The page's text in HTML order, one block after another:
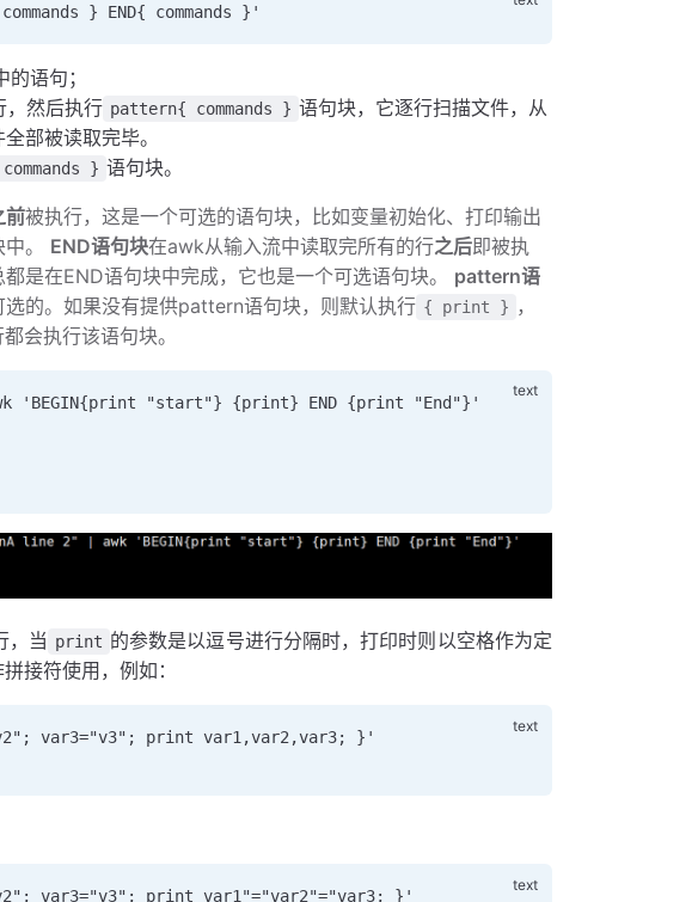
} END{ commands }'
语句；
，然后执行 pattern{ commands } 语句块，它逐行扫描文件，从
部被读取完毕。
} 语句块。
前被执行，这是一个可选的语句块，比如变量初始化、打印输出
。 END语句块在awk从输入流中读取完所有的行之后即被执
是在END语句块中完成，它也是一个可选语句块。 pattern语
的。如果没有提供pattern语句块，则默认执行 { print }
，
会执行该语句块。
'BEGIN{print "start"} {print} END {print "End"}'
，当 print 的参数是以逗号进行分隔时，打印时则以空格作为定
接符使用，例如：
var3="v3"; print var1,var2,var3; }'
var3="v3"; print var1"="var2"="var3; }'